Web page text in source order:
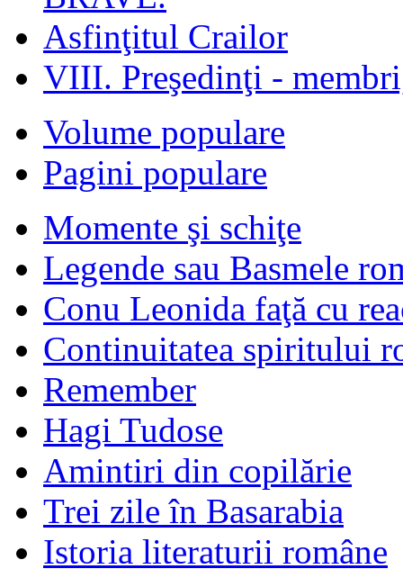
Asfinţitul Crailor
VIII. Preşedinţi -
Volume populare
Pagini populare
Momente şi schiţe
Legende sau Basmele
Conu Leonida faţă cu
Continuitatea spiritului
Remember
Hagi Tudose
Amintiri din copilărie
Trei zile în Basarabia
Istoria literaturii române